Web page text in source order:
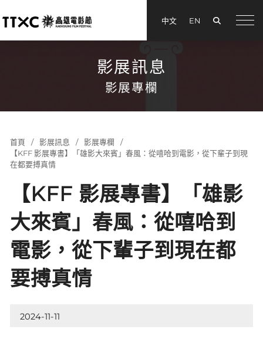
中文 EN
影展訊息
影展專欄
首頁 影展訊息
影展專欄
【KFF 影展專書】「雄影大來賓」春風：從嘻哈到電影，從下輩子到現
在都要搏真情
【KFF 影展專書】「雄影
大來賓」春風：從嘻哈到
電影，從下輩子到現在都
要搏真情
2024-11-11